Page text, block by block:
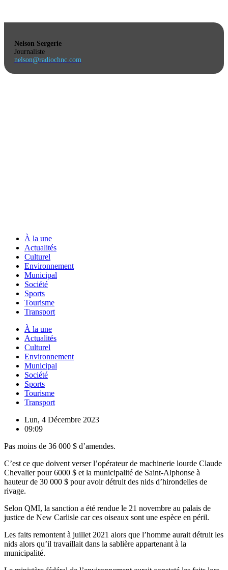
Nelson Sergerie
Journaliste
nelson@radiochnc.com
À la une
Actualités
Culturel
Environnement
Municipal
Société
Sports
Tourisme
Transport
À la une
Actualités
Culturel
Environnement
Municipal
Société
Sports
Tourisme
Transport
Lun, 4 Décembre 2023
09:09
Pas moins de 36 000 $ d’amendes.
C’est ce que doivent verser l’opérateur de machinerie lourde Claude
Chevalier pour 6000 $ et la municipalité de Saint-Alphonse à
hauteur de 30 000 $ pour avoir détruit des nids d’hirondelles de
rivage.
Selon QMI, la sanction a été rendue le 21 novembre au palais de
justice de New Carlisle car ces oiseaux sont une espèce en péril.
Les faits remontent à juillet 2021 alors que l’homme aurait détruit les
nids alors qu’il travaillait dans la sablière appartenant à la
municipalité.